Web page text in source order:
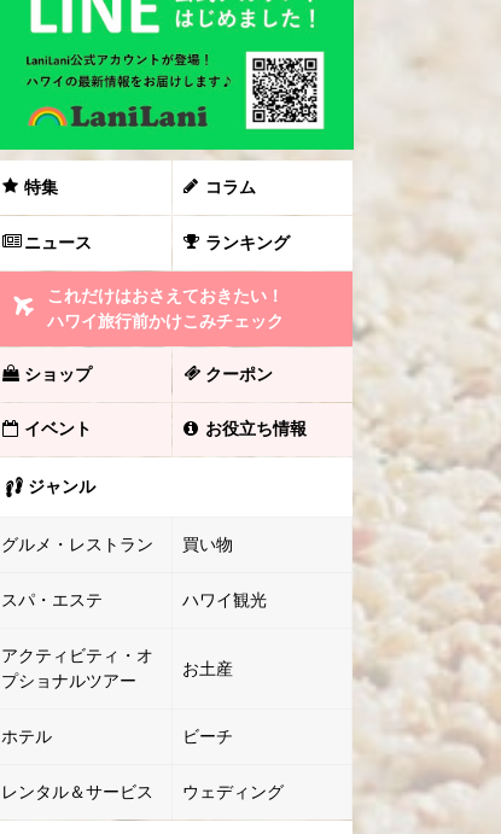
特集 コラム
ニュース ランキング
これだけはおさえておきたい！
ハワイ旅行前かけこみチェック
ショップ クーポン
イベント お役立ち情報
ジャンル
グルメ・レストラン 買い物
スパ・エステ ハワイ観光
アクティビティ・オ
プショナルツアー
お土産
ホテル ビーチ
レンタル＆サービス ウェディング